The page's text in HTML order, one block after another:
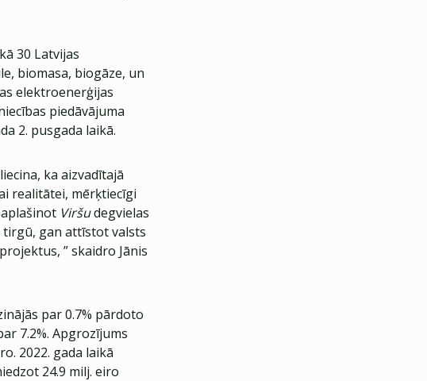
30 Latvijas
biomasa, biogāze, un
elektroenerģijas
piedāvājuma
2. pusgada laikā.
ka aizvadītajā
realitātei, mērķtiecīgi
Viršudegvielas
tirgū, gan attīstot valsts
” skaidro Jānis
par 0.7% pārdoto
7.2%. Apgrozījums
2022. gada laikā
24.9 milj. eiro